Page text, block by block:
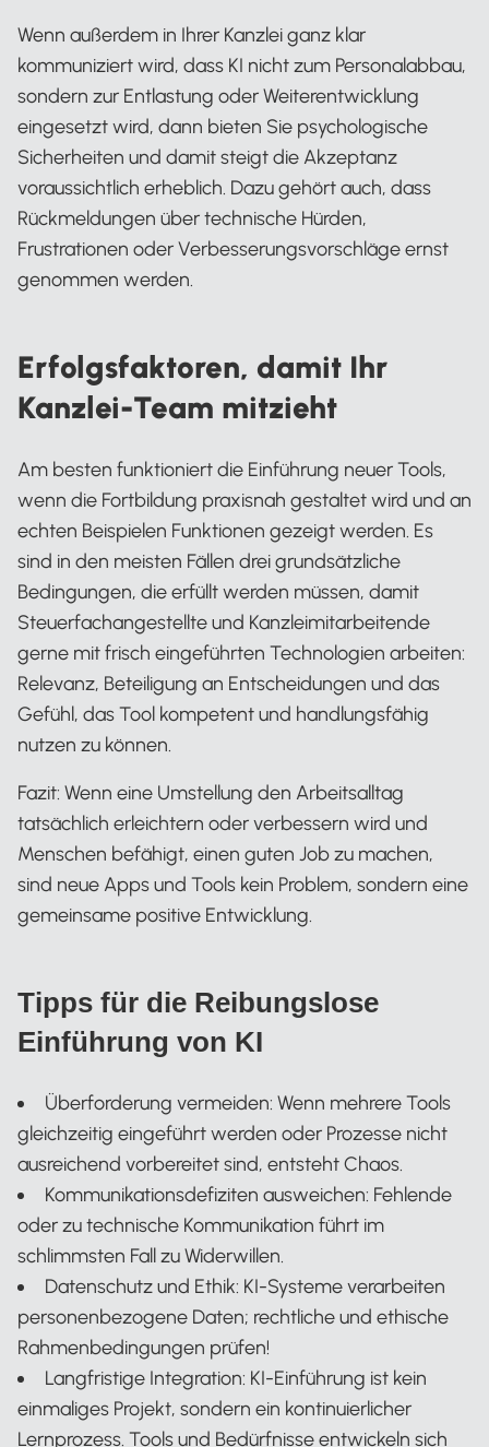
Wenn außerdem in Ihrer Kanzlei ganz klar
kommuniziert wird, dass KI nicht zum Personalabbau,
sondern zur Entlastung oder Weiterentwicklung
eingesetzt wird, dann bieten Sie psychologische
Sicherheiten und damit steigt die Akzeptanz
voraussichtlich erheblich. Dazu gehört auch, dass
Rückmeldungen über technische Hürden,
Frustrationen oder Verbesserungsvorschläge ernst
genommen werden.
Erfolgsfaktoren, damit Ihr
Kanzlei-Team mitzieht
Am besten funktioniert die Einführung neuer Tools,
wenn die Fortbildung praxisnah gestaltet wird und an
echten Beispielen Funktionen gezeigt werden. Es
sind in den meisten Fällen drei grundsätzliche
Bedingungen, die erfüllt werden müssen, damit
Steuerfachangestellte und Kanzleimitarbeitende
gerne mit frisch eingeführten Technologien arbeiten:
Relevanz, Beteiligung an Entscheidungen und das
Gefühl, das Tool kompetent und handlungsfähig
nutzen zu können.
Fazit: Wenn eine Umstellung den Arbeitsalltag
tatsächlich erleichtern oder verbessern wird und
Menschen befähigt, einen guten Job zu machen,
sind neue Apps und Tools kein Problem, sondern eine
gemeinsame positive Entwicklung.
Tipps für die Reibungslose
Einführung von KI
Überforderung vermeiden: Wenn mehrere Tools
gleichzeitig eingeführt werden oder Prozesse nicht
ausreichend vorbereitet sind, entsteht Chaos.
Kommunikationsdefiziten ausweichen: Fehlende
oder zu technische Kommunikation führt im
schlimmsten Fall zu Widerwillen.
Datenschutz und Ethik: KI-Systeme verarbeiten
personenbezogene Daten; rechtliche und ethische
Rahmenbedingungen prüfen!
Langfristige Integration: KI-Einführung ist kein
einmaliges Projekt, sondern ein kontinuierlicher
Lernprozess. Tools und Bedürfnisse entwickeln sich